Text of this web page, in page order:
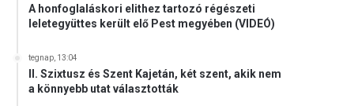
A honfoglaláskori elithez tartozó régészeti
leletegyüttes került elő Pest megyében (VIDEÓ)
tegnap, 13:04
II. Szixtusz és Szent Kajetán, két szent, akik nem
a könnyebb utat választották